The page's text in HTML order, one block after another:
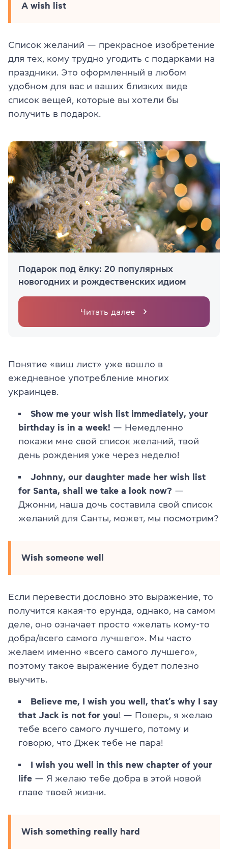
A wish list
Список желаний — прекрасное изобретение
для тех, кому трудно угодить с подарками на
праздники. Это оформленный в любом
удобном для вас и ваших близких виде
список вещей, которые вы хотели бы
получить в подарок.
Подарок под ёлку: 20 популярных
новогодних и рождественских идиом
Читать далее
Понятие «виш лист» уже вошло в
ежедневное употребление многих
украинцев.
Show me your wish list immediately, your
birthday is in a week! — Немедленно
покажи мне свой список желаний, твой
день рождения уже через неделю!
Johnny, our daughter made her wish list
for Santa, shall we take a look now? —
Джонни, наша дочь составила свой список
желаний для Санты, может, мы посмотрим?
Wish someone well
Если перевести дословно это выражение, то
получится какая-то ерунда, однако, на самом
деле, оно означает просто «желать кому-то
добра/всего самого лучшего». Мы часто
желаем именно «всего самого лучшего»,
поэтому такое выражение будет полезно
выучить.
Believe me, I wish you well, that’s why I say
that Jack is not for you! — Поверь, я желаю
тебе всего самого лучшего, потому и
говорю, что Джек тебе не пара!
I wish you well in this new chapter of your
life — Я желаю тебе добра в этой новой
главе твоей жизни.
Wish something really hard